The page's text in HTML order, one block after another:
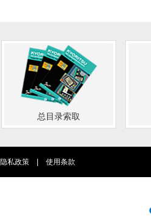
总目录索取
隐私政策 使用条款